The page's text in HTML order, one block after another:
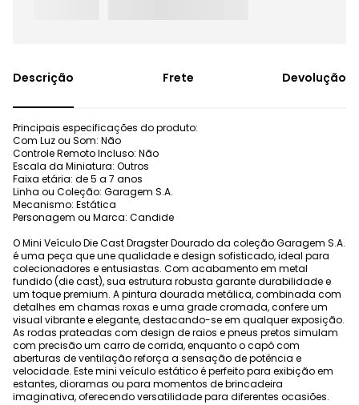
Frete Devolução
Principais especificações do produto:
Com Luz ou Som: Não
Controle Remoto Incluso: Não
Escala da Miniatura: Outros
Faixa etária: de 5 a 7 anos
Linha ou Coleção: Garagem S.A.
Mecanismo: Estática
Personagem ou Marca: Candide
O Mini Veículo Die Cast Dragster Dourado da coleção Garagem S.A.
é uma peça que une qualidade e design sofisticado, ideal para
colecionadores e entusiastas. Com acabamento em metal
fundido (die cast), sua estrutura robusta garante durabilidade e
um toque premium. A pintura dourada metálica, combinada com
detalhes em chamas roxas e uma grade cromada, confere um
visual vibrante e elegante, destacando-se em qualquer exposição.
As rodas prateadas com design de raios e pneus pretos simulam
com precisão um carro de corrida, enquanto o capô com
aberturas de ventilação reforça a sensação de potência e
velocidade. Este mini veículo estático é perfeito para exibição em
estantes, dioramas ou para momentos de brincadeira
imaginativa, oferecendo versatilidade para diferentes ocasiões.